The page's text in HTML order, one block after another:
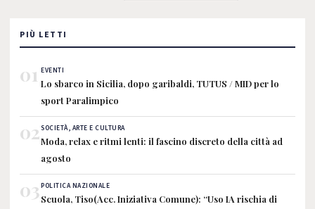
PIÙ LETTI
01 EVENTI
Lo sbarco in Sicilia, dopo garibaldi, TUTUS / MID per lo
sport Paralimpico
02SOCIETÀ, ARTE E CULTURA
Moda, relax e ritmi lenti: il fascino discreto della città ad
agosto
03POLITICA NAZIONALE
Scuola, Tiso(Acc. Iniziativa Comune): “Uso IA rischia di